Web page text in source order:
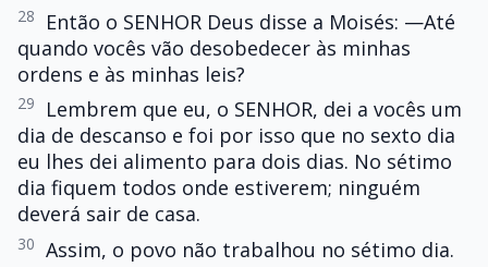
28
Então o SENHOR Deus disse a Moisés: —Até
quando vocês vão desobedecer às minhas
ordens e às minhas leis?
29
Lembrem que eu, o SENHOR, dei a vocês um
dia de descanso e foi por isso que no sexto dia
eu lhes dei alimento para dois dias. No sétimo
dia fiquem todos onde estiverem; ninguém
deverá sair de casa.
30 Assim, o povo não trabalhou no sétimo dia.